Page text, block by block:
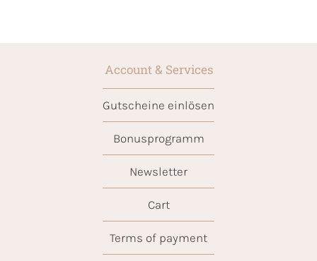
Account & Services
Gutscheine einlösen
Bonusprogramm
Newsletter
Cart
Terms of payment